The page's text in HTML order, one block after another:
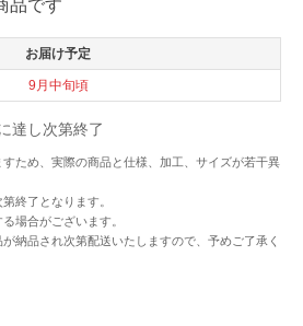
品です
お届け予定
9月中旬頃
達し次第終了
ため、実際の商品と仕様、加工、サイズが若干異
終了となります。
場合がございます。
納品され次第配送いたしますので、予めご了承く